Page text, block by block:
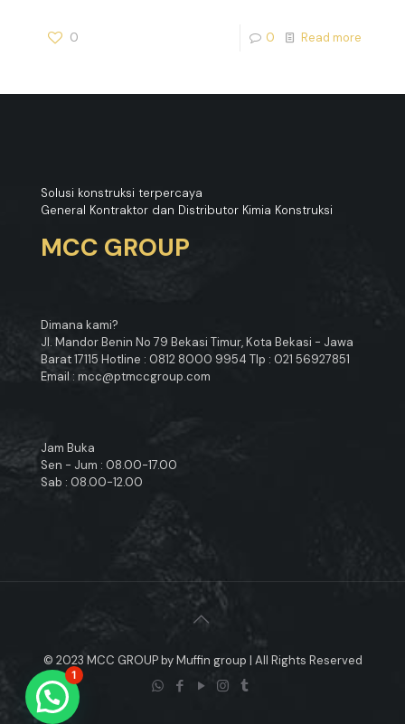
0 0 Read more
Solusi konstruksi terpercaya
General Kontraktor dan Distributor Kimia Konstruksi
MCC GROUP
Dimana kami?
Jl. Mandor Benin No 79 Bekasi Timur, Kota Bekasi - Jawa
Barat 17115 Hotline : 0812 8000 9954 Tlp : 021 56927851
Email : mcc@ptmccgroup.com
Jam Buka
Sen - Jum : 08.00-17.00
Sab : 08.00-12.00
© 2023 MCC GROUP by Muffin group | All Rights Reserved
1